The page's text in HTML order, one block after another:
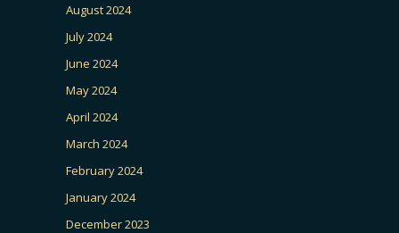
August 2024
July 2024
June 2024
May 2024
April 2024
March 2024
February 2024
January 2024
December 2023